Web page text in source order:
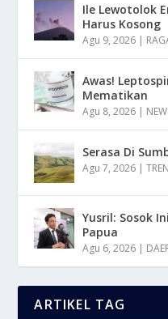
Ile Lewotolok
Harus Kosong
Agu 9, 2026 |
Awas!
Mematikan
Agu 8, 2026 |
Serasa Di
Agu 7, 2026 |
Yusril: Sosok
Papua
Agu 6, 2026 |
ARTIKEL TAG